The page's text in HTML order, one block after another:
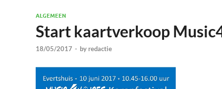
ALGEMEEN
Start kaartverkoop
18/05/2017 - by redactie